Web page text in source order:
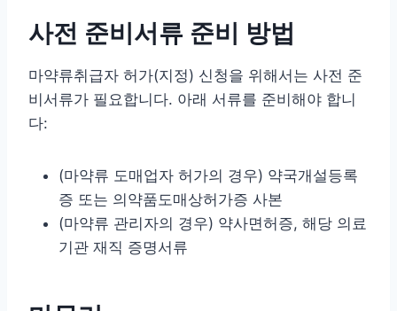
사전 준비서류 준비 방법
마약류취급자 허가(지정) 신청을 위해서는 사전 준
비서류가 필요합니다. 아래 서류를 준비해야 합니
다:
(마약류 도매업자 허가의 경우) 약국개설등록
증 또는 의약품도매상허가증 사본
(마약류 관리자의 경우) 약사면허증, 해당 의료
기관 재직 증명서류